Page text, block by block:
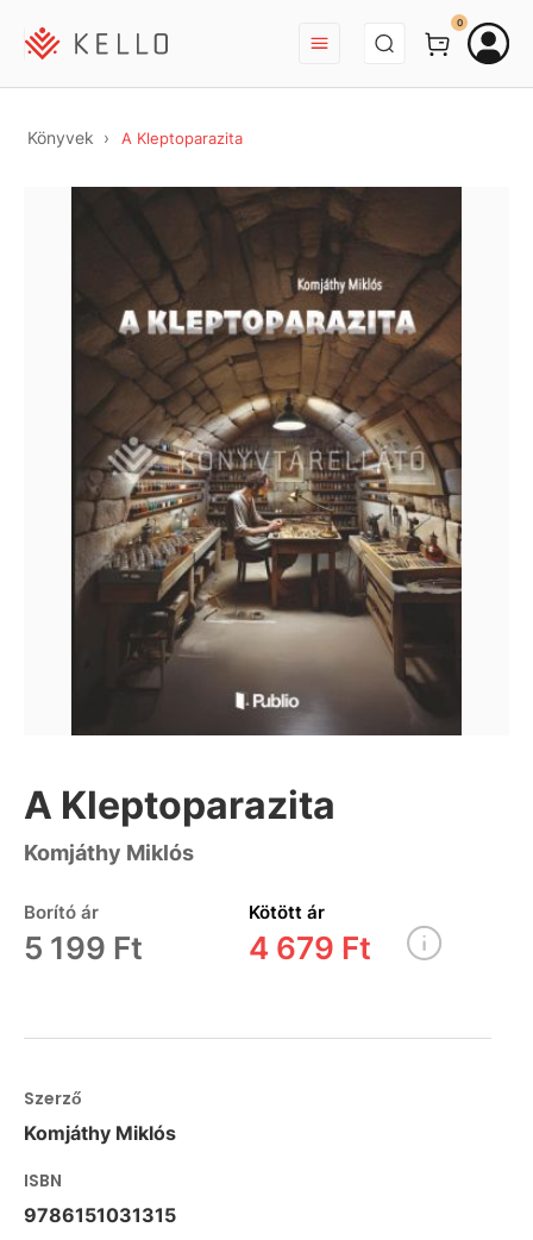
BEJELENTKEZÉS
0
Könyvek A Kleptoparazita
A Kleptoparazita
Komjáthy Miklós
Borító ár
5 199 Ft
Kötött ár
4 679 Ft
Szerző
Komjáthy Miklós
ISBN
9786151031315